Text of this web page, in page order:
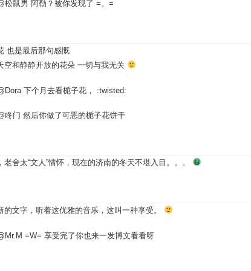
松鼠男 阿勒？被你发现了 =。=
也是最后那句感慨
空和静静开放的花朵 一切与我无关
下个月去看栀子花， :twisted:
咚门 然后你做了可恶的栀子花饼干
老舍太“文人”情怀，现在的济南的冬天不堪入目。。。
的文字，听着这优雅的音乐，这叫一种享受。
=W= 享受完了你也来一发博文看看呀